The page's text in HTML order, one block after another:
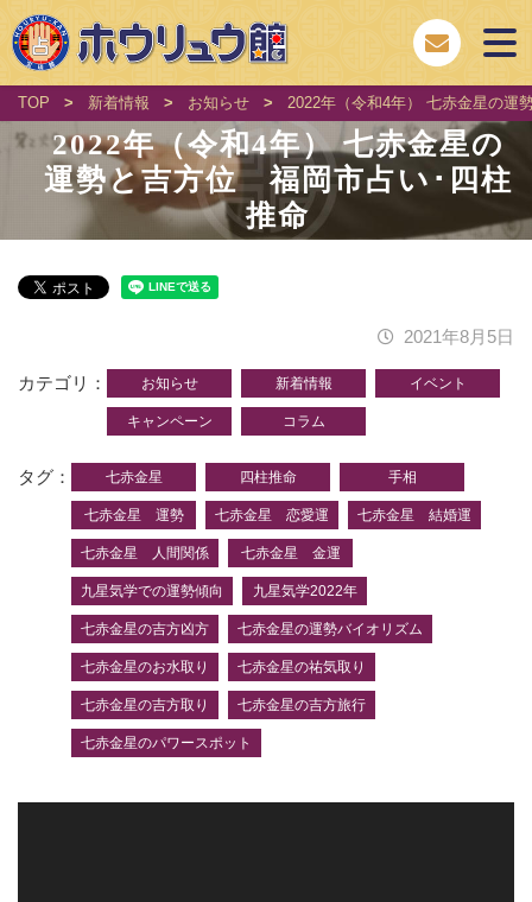
TOP > 新着情報 > お知らせ > 2022年（令和4年） 七赤金星の
2022年（令和4年） 七赤金星の
運勢と吉方位 福岡市占い･四柱
推命
2021年8月5日
カテゴリ お知らせ 新着情報 イベント
キャンペーン コラム
タグ 七赤金星 四柱推命 手相
七赤金星 運勢 七赤金星 恋愛運 七赤金星 結婚運
七赤金星 人間関係 七赤金星 金運
九星気学での運勢傾向 九星気学2022年
七赤金星の吉方凶方 七赤金星の運勢バイオリズム
七赤金星のお水取り 七赤金星の祐気取り
七赤金星の吉方取り 七赤金星の吉方旅行
七赤金星のパワースポット